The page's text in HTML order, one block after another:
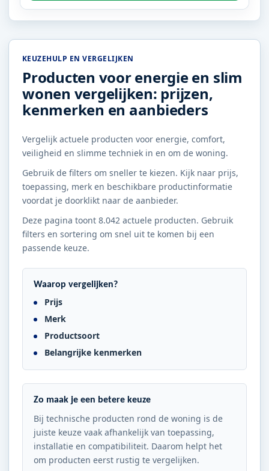
KEUZEHULP EN VERGELIJKEN
Producten voor energie en slim
wonen vergelijken: prijzen,
kenmerken en aanbieders
Vergelijk actuele producten voor energie, comfort,
veiligheid en slimme techniek in en om de woning.
Gebruik de filters om sneller te kiezen. Kijk naar prijs,
toepassing, merk en beschikbare productinformatie
voordat je doorklikt naar de aanbieder.
Deze pagina toont 8.042 actuele producten. Gebruik
filters en sortering om snel uit te komen bij een
passende keuze.
Waarop vergelijken?
Prijs
Merk
Productsoort
Belangrijke kenmerken
Zo maak je een betere keuze
Bij technische producten rond de woning is de
juiste keuze vaak afhankelijk van toepassing,
installatie en compatibiliteit. Daarom helpt het
om producten eerst rustig te vergelijken.